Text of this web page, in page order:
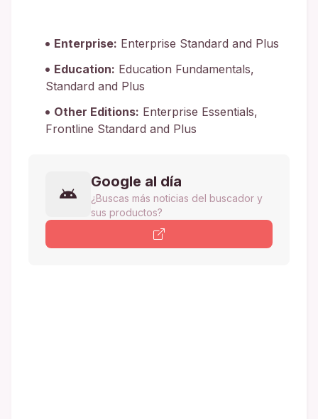
Enterprise: Enterprise Standard and Plus
Education: Education Fundamentals,
Standard and Plus
Other Editions: Enterprise Essentials,
Frontline Standard and Plus
Google al día
¿Buscas más noticias del buscador y
sus productos?